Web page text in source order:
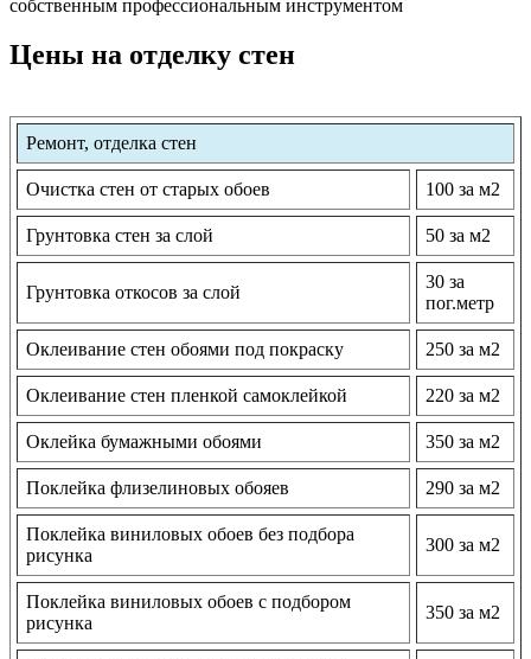
собственным профессиональным инструментом
Цены на отделку стен
Ремонт, отделка стен
Очистка стен от старых обоев 100 за м2
Грунтовка стен за слой 50 за м2
Грунтовка откосов за слой
30 за
пог.метр
Оклеивание стен обоями под покраску 250 за м2
Оклеивание стен пленкой самоклейкой 220 за м2
Оклейка бумажными обоями 350 за м2
Поклейка флизелиновых обояев 290 за м2
Поклейка виниловых обоев без подбора
рисунка
300 за м2
Поклейка виниловых обоев с подбором
рисунка
350 за м2